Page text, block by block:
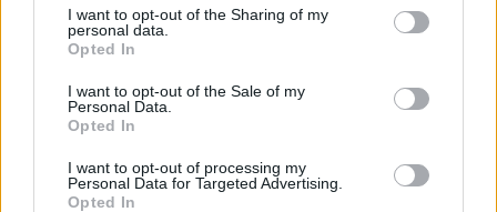
I want to opt-out of the Sharing of my
personal data.
Opted In
I want to opt-out of the Sale of my
Personal Data.
Opted In
I want to opt-out of processing my
Personal Data for Targeted Advertising.
Opted In
προϋπόθεση, προκειμένου να αδειοδοτηθεί το
συγκρότημα, όπως είπαν τα στελέχη της